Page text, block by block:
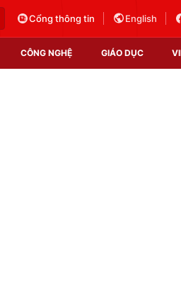
Cổng thông tin English
CÔNG NGHỆ GIÁO DỤC